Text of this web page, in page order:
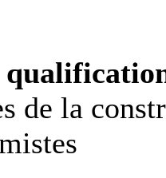
de la